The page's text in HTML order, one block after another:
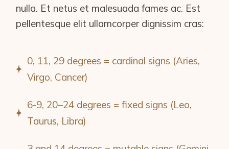
nulla. Et netus et malesuada fames ac. Est
pellentesque elit ullamcorper dignissim cras:
0, 11, 29 degrees = cardinal signs (Aries,
Virgo, Cancer)
6-9, 20–24 degrees = fixed signs (Leo,
Taurus, Libra)